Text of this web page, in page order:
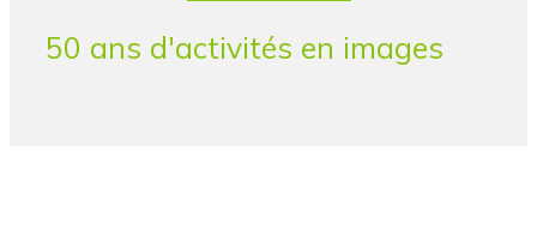
50 ans d'activités en images